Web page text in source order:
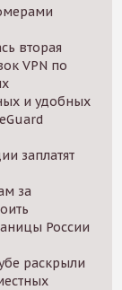
вторая
VPN по
и удобных
заплатят
за
России
раскрыли